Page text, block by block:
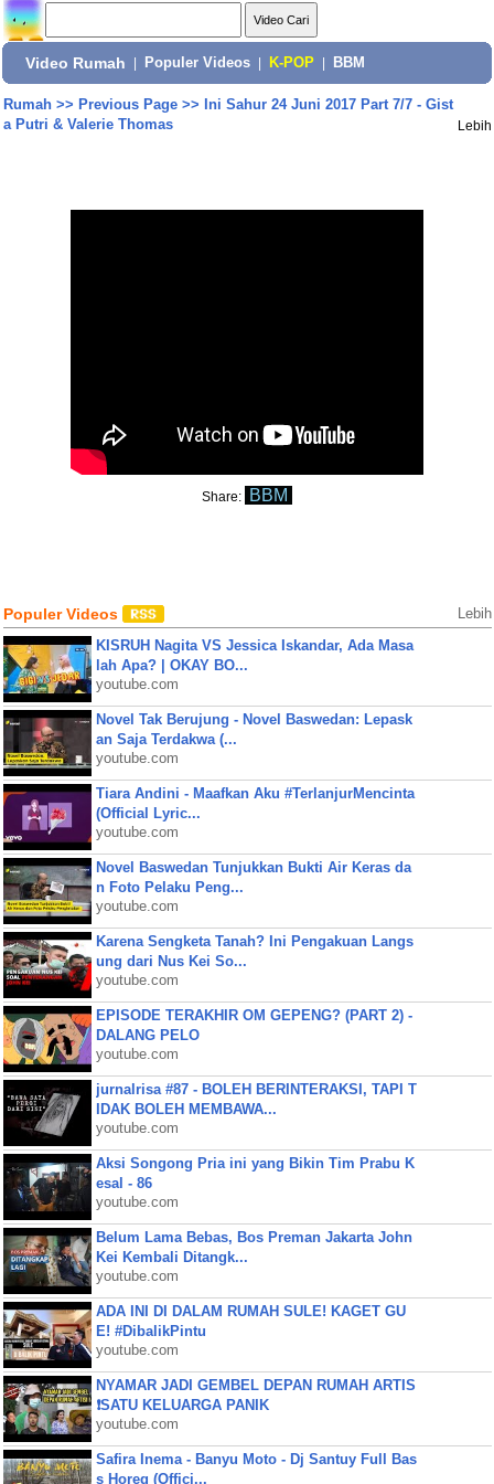
Video Rumah Populer Videos K-POP BBM
Rumah>> Previous Page>> Ini Sahur 24 Juni 2017 Part 7/7 - Gist
a Putri & Valerie Thomas
Lebih
Share: BBM
Populer Videos Lebih
KISRUH Nagita VS Jessica Iskandar, Ada Masa
lah Apa? | OKAY BO...
youtube.com
Novel Tak Berujung - Novel Baswedan: Lepask
an Saja Terdakwa (...
youtube.com
Tiara Andini - Maafkan Aku #TerlanjurMencinta
(Official Lyric...
youtube.com
Novel Baswedan Tunjukkan Bukti Air Keras da
n Foto Pelaku Peng...
youtube.com
Karena Sengketa Tanah? Ini Pengakuan Langs
ung dari Nus Kei So...
youtube.com
EPISODE TERAKHIR OM GEPENG? (PART 2) -
DALANG PELO
youtube.com
jurnalrisa #87 - BOLEH BERINTERAKSI, TAPI T
IDAK BOLEH MEMBAWA...
youtube.com
Aksi Songong Pria ini yang Bikin Tim Prabu K
esal - 86
youtube.com
Belum Lama Bebas, Bos Preman Jakarta John
Kei Kembali Ditangk...
youtube.com
ADA INI DI DALAM RUMAH SULE! KAGET GU
E! #DibalikPintu
youtube.com
NYAMAR JADI GEMBEL DEPAN RUMAH ARTIS
❗SATU KELUARGA PANIK
youtube.com
Safira Inema - Banyu Moto - Dj Santuy Full Bas
s Horeg (Offici...